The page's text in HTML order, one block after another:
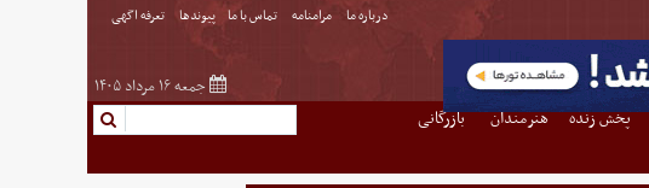
درباره ما مرامنامه تماس با ما پیوندها تعرفه اگهی
جمعه ۱۶ مرداد ۱۴۰۵
پخش زنده هنرمندان
بازرگانی